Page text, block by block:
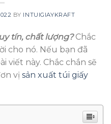
BY INTUIGIAYKRAFT
tín, chất lượng?Chắc
cho nó. Nếu bạn đã
viết này. Chắc chắn sẽ
vị sản xuất túi giấy